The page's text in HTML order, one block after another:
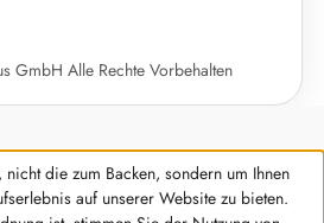
GmbH Alle Rechte Vorbehalten
die zum Backen, sondern um Ihnen
auf unserer Website zu bieten.